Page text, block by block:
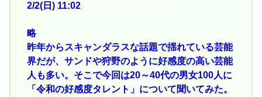
2/2(日) 11:02
略
昨年からスキャンダラスな話題で揺れている芸能
界だが、サンドや狩野のように好感度の高い芸能
人も多い。そこで今回は20～40代の男女100人に
「令和の好感度タレント」について聞いてみた。